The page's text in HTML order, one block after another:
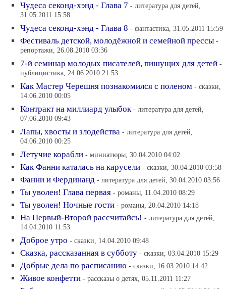
Чудеса секонд-хэнд - Глава 7 - литература для детей,
31.05.2011 15:58
Чудеса секонд-хэнд - Глава 8 - фантастика, 31.05.2011 15:59
Фестиваль детской, молодёжной и семейной прессы -
репортажи, 26.08.2010 03:36
7-й семинар молодых писателей, пишущих для детей -
публицистика, 24.06.2010 21:53
Как Мастер Черешня познакомился с поленом - сказки,
14.06.2010 00:05
Контракт на миллиард улыбок - литература для детей,
07.06.2010 09:43
Лапы, хвосты и злодейства - литература для детей,
04.06.2010 00:25
Летучие корабли - миниатюры, 30.04.2010 04:02
Как Фанни каталась на карусели - сказки, 30.04.2010 03:58
Фанни и Фердинанд - литература для детей, 30.04.2010 03:56
Ты уволен! Глава первая - романы, 11.04.2010 08:29
Ты уволен! Ночные гости - романы, 20.04.2010 14:18
На Первый-Второй рассчитайсь! - литература для детей,
14.04.2010 11:53
Доброе утро - сказки, 14.04.2010 09:48
Сказка, рассказанная в субботу - сказки, 03.04.2010 15:29
Добрые дела по расписанию - сказки, 16.03.2010 14:42
Живое конфетти - рассказы о детях, 05.11.2011 11:27